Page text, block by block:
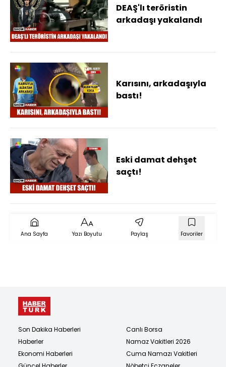
DEAŞ'lı teröristin
arkadaşı yakalandı
Karısını, arkadaşıyla
bastı!
Eski damat dehşet
saçtı!
Ana Sayfa Yazı Boyutu Paylaş Favoriler
Son Dakika Haberleri
Haberler
Ekonomi Haberleri
Canlı Borsa
Namaz Vakitleri 2026
Cuma Namazı Vakitleri